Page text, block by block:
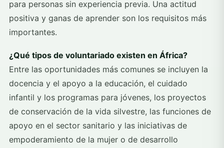
para personas sin experiencia previa. Una actitud
positiva y ganas de aprender son los requisitos más
importantes.
¿Qué tipos de voluntariado existen en África?
Entre las oportunidades más comunes se incluyen la
docencia y el apoyo a la educación, el cuidado
infantil y los programas para jóvenes, los proyectos
de conservación de la vida silvestre, las funciones de
apoyo en el sector sanitario y las iniciativas de
empoderamiento de la mujer o de desarrollo